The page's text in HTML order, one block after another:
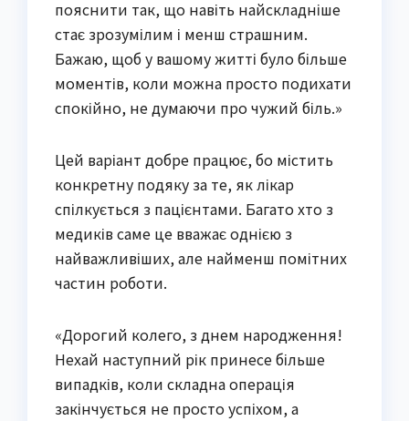
пояснити так, що навіть найскладніше
стає зрозумілим і менш страшним.
Бажаю, щоб у вашому житті було більше
моментів, коли можна просто подихати
спокійно, не думаючи про чужий біль.»
Цей варіант добре працює, бо містить
конкретну подяку за те, як лікар
спілкується з пацієнтами. Багато хто з
медиків саме це вважає однією з
найважливіших, але найменш помітних
частин роботи.
«Дорогий колего, з днем народження!
Нехай наступний рік принесе більше
випадків, коли складна операція
закінчується не просто успіхом, а